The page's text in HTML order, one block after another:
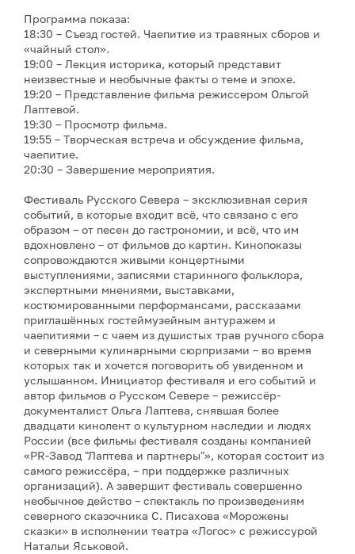
Программа показа:
18:30 – Съезд гостей. Чаепитие из травяных сборов и
«чайный стол».
19:00 – Лекция историка, который представит
неизвестные и необычные факты о теме и эпохе.
19:20 – Представление фильма режиссером Ольгой
Лаптевой.
19:30 – Просмотр фильма.
19:55 – Творческая встреча и обсуждение фильма,
чаепитие.
20:30 – Завершение мероприятия.
Фестиваль Русского Севера – эксклюзивная серия
событий, в которые входит всё, что связано с его
образом – от песен до гастрономии, и всё, что им
вдохновлено – от фильмов до картин. Кинопоказы
сопровождаются живыми концертными
выступлениями, записями старинного фольклора,
экспертными мнениями, выставками,
костюмированными перформансами, рассказами
приглашённых гостеймузейным антуражем и
чаепитиями – с чаем из душистых трав ручного сбора
и северными кулинарными сюрпризами – во время
которых так и хочется поговорить об увиденном и
услышанном. Инициатор фестиваля и его событий и
автор фильмов о Русском Севере – режиссёр-
документалист Ольга Лаптева, снявшая более
двадцати кинолент о культурном наследии и людях
России (все фильмы фестиваля созданы компанией
«PR-Завод "Лаптева и партнеры"», которая состоит из
самого режиссёра, – при поддержке различных
организаций). А завершит фестиваль совершенно
необычное действо – спектакль по произведениям
северного сказочника С. Писахова «Морожены
сказки» в исполнении театра «Логос» с режиссурой
Натальи Яськовой.